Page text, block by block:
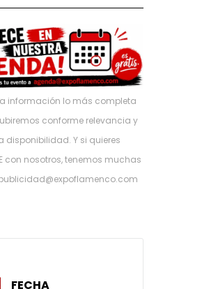
información lo más completa
conforme relevancia y
disponibilidad. Y si quieres
con nosotros, tenemos muchas
FECHA